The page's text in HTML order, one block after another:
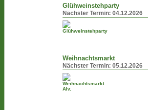
Glühweinstehparty
Nächster Termin:04.12.2026
Weihnachtsmarkt
Nächster Termin:05.12.2026